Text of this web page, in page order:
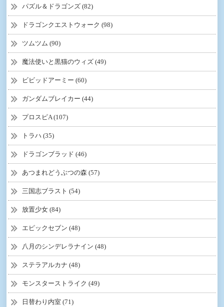
パズル＆ドラゴンズ (82)
ドラゴンクエストウォーク (98)
ツムツム (90)
魔法使いと黒猫のウィズ (49)
ビビッドアーミー (60)
ガンダムブレイカー (44)
プロスピA (107)
トラハ (35)
ドラゴンブラッド (46)
あつまれどうぶつの森 (57)
三国志ブラスト (54)
放置少女 (84)
エピックセブン (48)
八月のシンデレラナイン (48)
ステラアルカナ (48)
モンスターストライク (49)
日替わり内室 (71)